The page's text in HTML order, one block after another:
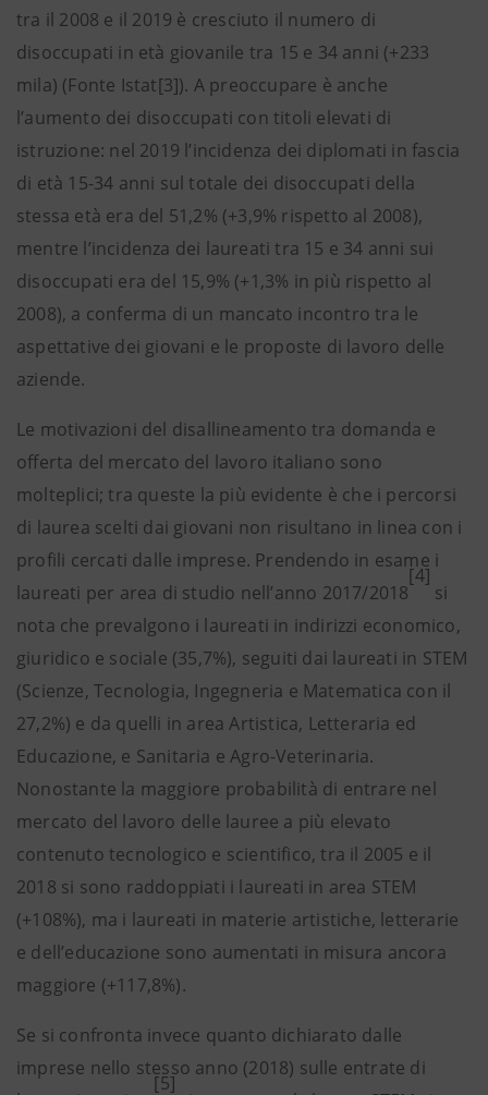
tra il 2008 e il 2019 è cresciuto il numero di
disoccupati in età giovanile tra 15 e 34 anni (+233
mila) (Fonte Istat[3]). A preoccupare è anche
l’aumento dei disoccupati con titoli elevati di
istruzione: nel 2019 l’incidenza dei diplomati in fascia
di età 15-34 anni sul totale dei disoccupati della
stessa età era del 51,2% (+3,9% rispetto al 2008),
mentre l’incidenza dei laureati tra 15 e 34 anni sui
disoccupati era del 15,9% (+1,3% in più rispetto al
2008), a conferma di un mancato incontro tra le
aspettative dei giovani e le proposte di lavoro delle
aziende.
Le motivazioni del disallineamento tra domanda e
offerta del mercato del lavoro italiano sono
molteplici; tra queste la più evidente è che i percorsi
di laurea scelti dai giovani non risultano in linea con i
profili cercati dalle imprese. Prendendo in esame i
laureati per area di studio nell’anno 2017/2018
[4]
si
nota che prevalgono i laureati in indirizzi economico,
giuridico e sociale (35,7%), seguiti dai laureati in STEM
(Scienze, Tecnologia, Ingegneria e Matematica con il
27,2%) e da quelli in area Artistica, Letteraria ed
Educazione, e Sanitaria e Agro-Veterinaria.
Nonostante la maggiore probabilità di entrare nel
mercato del lavoro delle lauree a più elevato
contenuto tecnologico e scientifico, tra il 2005 e il
2018 si sono raddoppiati i laureati in area STEM
(+108%), ma i laureati in materie artistiche, letterarie
e dell’educazione sono aumentati in misura ancora
maggiore (+117,8%).
Se si confronta invece quanto dichiarato dalle
imprese nello stesso anno (2018) sulle entrate di
[5]